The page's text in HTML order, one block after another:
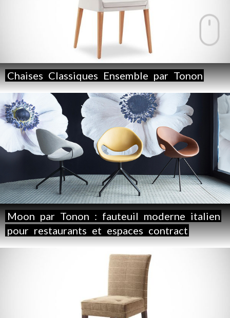
Chaises Classiques Ensemble par Tonon
Moon par Tonon : fauteuil moderne italien
pour restaurants et espaces contract